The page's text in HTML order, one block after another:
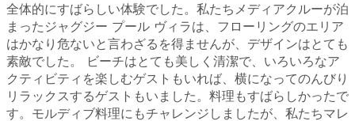
全体的にすばらしい体験でした。私たちメディアクルーが泊
まったジャグジー プール ヴィラは、フローリングのエリア
はかなり危ないと言わざるを得ませんが、デザインはとても
素敵でした。 ビーチはとても美しく清潔で、いろいろなア
クティビティを楽しむゲストもいれば、横になってのんびり
リラックスするゲストもいました。料理もすばらしかったで
す。モルディブ料理にもチャレンジしましたが、私たちマレ